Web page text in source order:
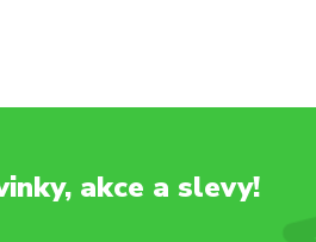
akce a slevy!